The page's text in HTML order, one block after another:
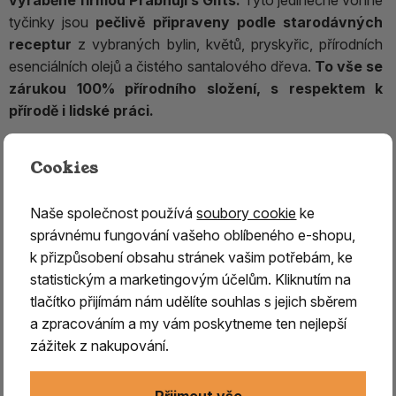
tyčinky jsou pečlivě připraveny podle starodávných
receptur z vybraných bylin, květů, pryskyřic, přírodních
esenciálních olejů a čistého santalového dřeva. To vše se
zárukou 100% přírodního složení, s respektem k
přírodě i lidské práci.
výjimečných vůní
inspirovaných
ženskými hudebními
aspekty zvanými Raginis. Zároveň jsou také
jedinečných vůní,které
vnesou do vašeho prostoru
harmonické vibrace
a živoucí energii.
V indické
hudební tradicijsou rágyhudební
melodie spojené s
konkrétní náladou
, denní dobou, ročním obdobím nebo
emocí. Ve středověkém indickém umění se
rágy a rágini
(jejich ženské protějšky) často
Cookies
Naše společnost používásoubory cookie ke
správnému fungování vašeho oblíbeného e-shopu,
k přizpůsobení obsahu stránek vašim potřebám, ke
statistickým a marketingovým účelům. Kliknutím na
tlačítko přijímám nám udělíte souhlas s jejich sběrem
a zpracováním a my vám poskytneme ten nejlepší
zážitek z nakupování.